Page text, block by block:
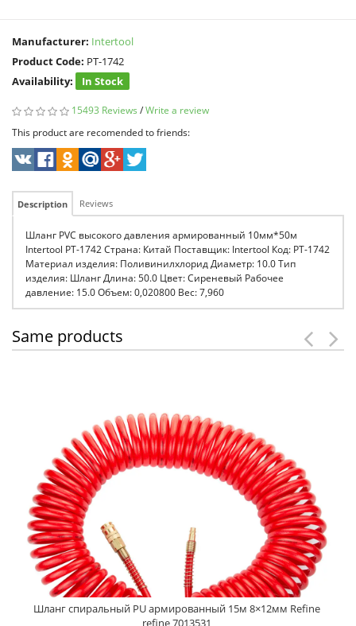
Manufacturer: Intertool
Product Code: PT-1742
Availability:
In Stock
15493 Reviews /Write a review
This product are recomended to friends:
Description Reviews
Шланг PVC высокого давления армированный 10мм*50м
Intertool PT-1742 Страна: Китай Поставщик: Intertool Код: PT-1742
Материал изделия: Поливинилхлорид Диаметр: 10.0 Тип
изделия: Шланг Длина: 50.0 Цвет: Сиреневый Рабочее
давление: 15.0 Объем: 0,020800 Вес: 7,960
Same products
Шланг спиральный PU армированный 15м 8×12мм Refine
refine 7013531